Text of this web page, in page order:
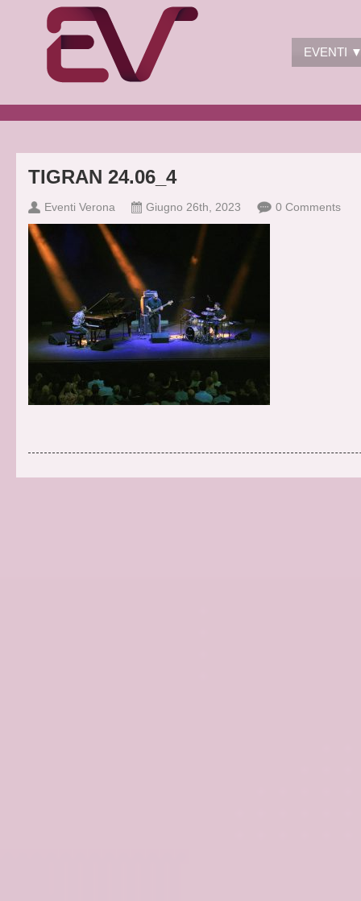
EVENTI
TIGRAN 24.06_4
Eventi Verona Giugno 26th, 2023 0 Comments